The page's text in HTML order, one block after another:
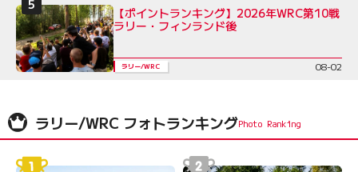
【ポイントランキング】2026年WRC第10戦
ラリー・フィンランド後
ラリー/WRC 08-02
ラリー/WRC フォトランキング